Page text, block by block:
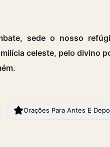
sede o nosso
celeste, pelo divino
Orações Para Antes E